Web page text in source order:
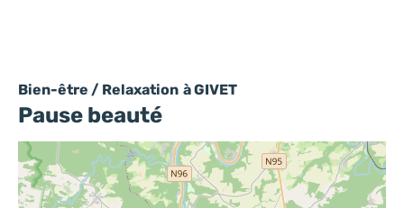
Bien-être / Relaxation à GIVET
Pause beauté